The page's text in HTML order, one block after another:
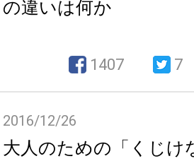
の違いは何か
1407 7
2016/12/26
大人のための「くじけ